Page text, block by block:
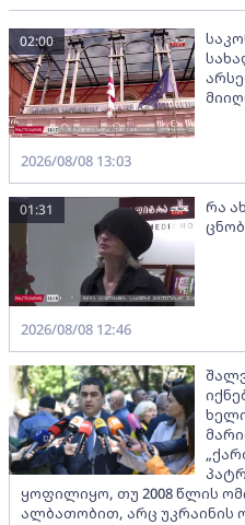
02:00
2026/08/08 13:03
რა
01:31
2026/08/08 12:46
ყოფილიყო, თუ 2008 წლის
ალბათობით, არც უკრაინის